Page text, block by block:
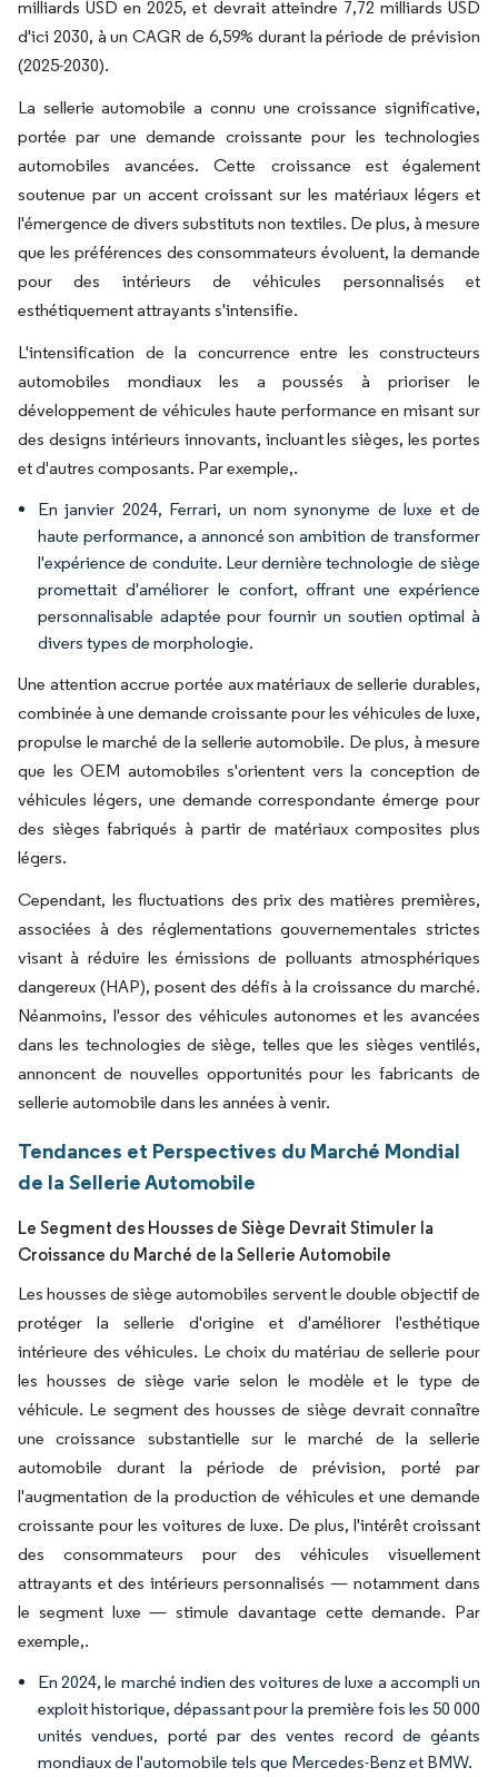
milliards USD en 2025, et devrait atteindre 7,72 milliards USD
d'ici 2030, à un CAGR de 6,59% durant la période de prévision
(2025-2030).
La sellerie automobile a connu une croissance significative,
portée par une demande croissante pour les technologies
automobiles avancées. Cette croissance est également
soutenue par un accent croissant sur les matériaux légers et
l'émergence de divers substituts non textiles. De plus, à mesure
que les préférences des consommateurs évoluent, la demande
pour des intérieurs de véhicules personnalisés et
esthétiquement attrayants s'intensifie.
L'intensification de la concurrence entre les constructeurs
automobiles mondiaux les a poussés à prioriser le
développement de véhicules haute performance en misant sur
des designs intérieurs innovants, incluant les sièges, les portes
et d'autres composants. Par exemple,.
En janvier 2024, Ferrari, un nom synonyme de luxe et de
haute performance, a annoncé son ambition de transformer
l'expérience de conduite. Leur dernière technologie de siège
promettait d'améliorer le confort, offrant une expérience
personnalisable adaptée pour fournir un soutien optimal à
divers types de morphologie.
Une attention accrue portée aux matériaux de sellerie durables,
combinée à une demande croissante pour les véhicules de luxe,
propulse le marché de la sellerie automobile. De plus, à mesure
que les OEM automobiles s'orientent vers la conception de
véhicules légers, une demande correspondante émerge pour
des sièges fabriqués à partir de matériaux composites plus
légers.
Cependant, les fluctuations des prix des matières premières,
associées à des réglementations gouvernementales strictes
visant à réduire les émissions de polluants atmosphériques
dangereux (HAP), posent des défis à la croissance du marché.
Néanmoins, l'essor des véhicules autonomes et les avancées
dans les technologies de siège, telles que les sièges ventilés,
annoncent de nouvelles opportunités pour les fabricants de
sellerie automobile dans les années à venir.
Tendances et Perspectives du Marché Mondial
de la Sellerie Automobile
Le Segment des Housses de Siège Devrait Stimuler la
Croissance du Marché de la Sellerie Automobile
Les housses de siège automobiles servent le double objectif de
protéger la sellerie d'origine et d'améliorer l'esthétique
intérieure des véhicules. Le choix du matériau de sellerie pour
les housses de siège varie selon le modèle et le type de
véhicule. Le segment des housses de siège devrait connaître
une croissance substantielle sur le marché de la sellerie
automobile durant la période de prévision, porté par
l'augmentation de la production de véhicules et une demande
croissante pour les voitures de luxe. De plus, l'intérêt croissant
des consommateurs pour des véhicules visuellement
attrayants et des intérieurs personnalisés — notamment dans
le segment luxe — stimule davantage cette demande. Par
exemple,.
En 2024, le marché indien des voitures de luxe a accompli un
exploit historique, dépassant pour la première fois les 50 000
unités vendues, porté par des ventes record de géants
mondiaux de l'automobile tels que Mercedes-Benz et BMW.